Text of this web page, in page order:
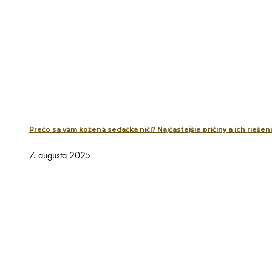
Prečo sa vám kožená sedačka ničí? Najčastejšie príčiny a ich
7. augusta 2025